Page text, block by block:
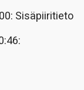
Sisäpiiritieto